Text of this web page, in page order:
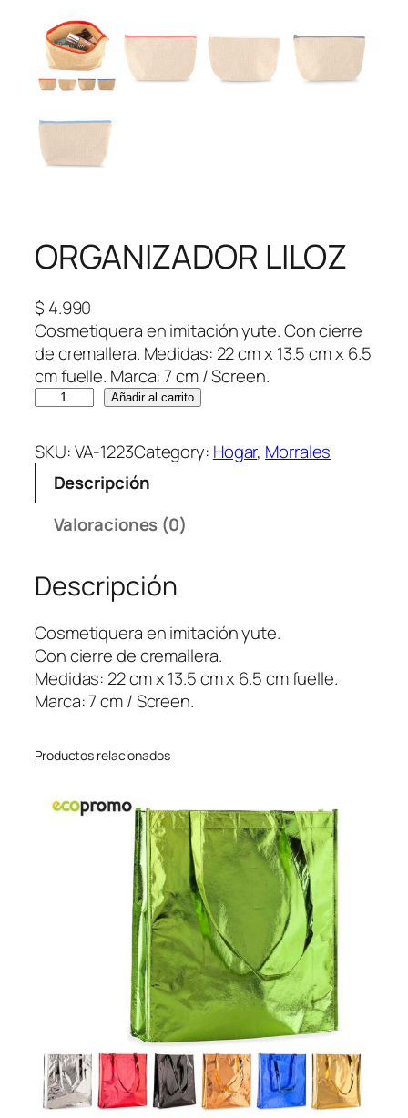
ORGANIZADOR LILOZ
$ 4.990
Cosmetiquera en imitación yute. Con cierre
de cremallera. Medidas: 22 cm x 13.5 cm x 6.5
cm fuelle. Marca: 7 cm / Screen.
G
A
D
O
R
L
I
L
c
Añadir al carrito
SKU:VA-1223Category: Hogar, Morrales
Descripción
Valoraciones (0)
Descripción
Cosmetiquera en imitación yute.
Con cierre de cremallera.
Medidas: 22 cm x 13.5 cm x 6.5 cm fuelle.
Marca: 7 cm / Screen.
Productos relacionados